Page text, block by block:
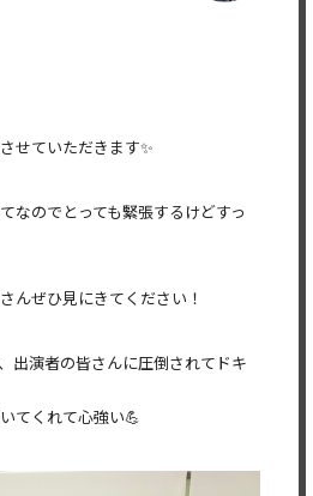
せていただきます✨
なのでとっても緊張するけどすっ
んぜひ見にきてください！
出演者の皆さんに圧倒されてドキ
てくれて心強い💪